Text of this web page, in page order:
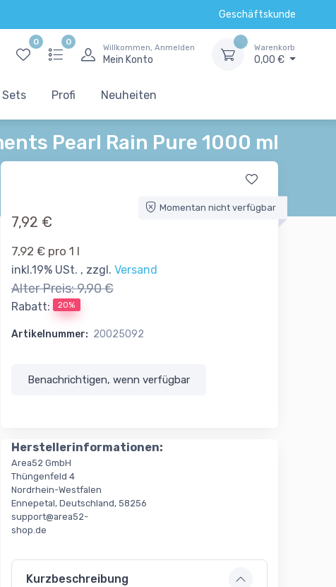
Geschäftskunde
0 0
Willkommen, Anmelden
Mein Konto
Warenkorb
0,00 €
Profi Neuheiten
Pearl Rain Pure 1000 ml
Momentan nicht verfügbar
7,92 €
7,92 € pro 1 l
inkl.19% USt. , zzgl. Versand
Alter Preis:9,90 €
Rabatt: 20%
Artikelnummer: 20025092
Benachrichtigen, wenn verfügbar
Herstellerinformationen:
Area52 GmbH
Thüngenfeld 4
Nordrhein-Westfalen
Ennepetal, Deutschland, 58256
support@area52-
shop.de
Kurzbeschreibung